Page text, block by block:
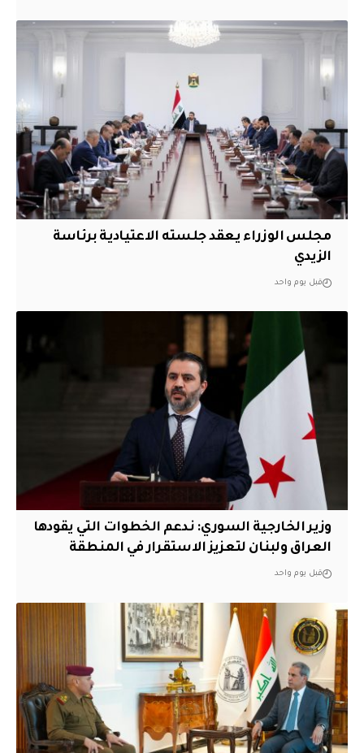
مجلس الوزراء يعقد جلسته الاعتيادية برئاسة
الزيدي
قبل يوم واحد
وزير الخارجية السوري: ندعم الخطوات التي يقودها
العراق ولبنان لتعزيز الاستقرار في المنطقة
قبل يوم واحد